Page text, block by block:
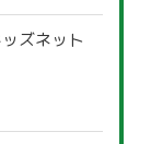
ズネット